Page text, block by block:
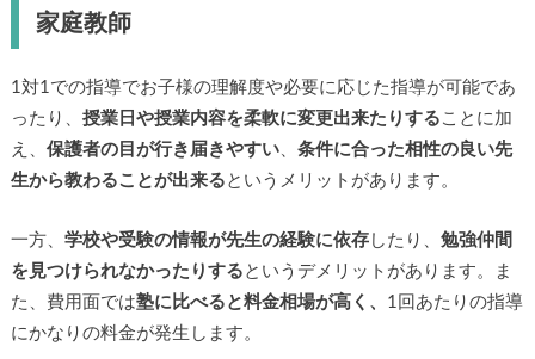
家庭教師
1対1での指導でお子様の理解度や必要に応じた指導が可能であ
ったり、 授業日や授業内容を柔軟に変更出来たりする ことに加
え、 保護者の目が行き届きやすい、 条件に合った相性の良い先
生から教わることが出来る というメリットがあります。
一方、 学校や受験の情報が先生の経験に依存したり、 勉強仲間
を見つけられなかったりする というデメリットがあります。ま
た、費用面では塾に比べると料金相場が高く、 1回あたりの指導
にかなりの料金が発生します。